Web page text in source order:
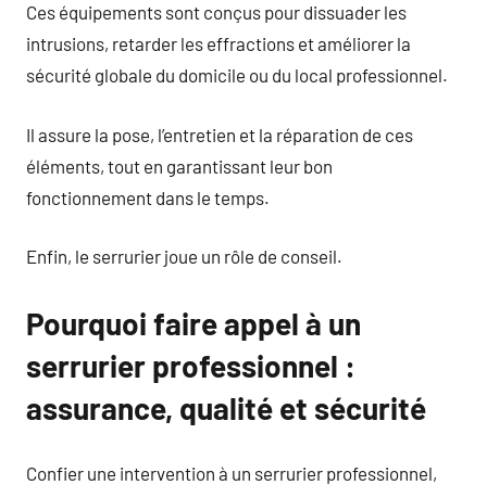
Ces équipements sont conçus pour dissuader les
intrusions, retarder les effractions et améliorer la
sécurité globale du domicile ou du local professionnel.
Il assure la pose, l’entretien et la réparation de ces
éléments, tout en garantissant leur bon
fonctionnement dans le temps.
Enfin, le serrurier joue un rôle de conseil.
Pourquoi faire appel à un
serrurier professionnel :
assurance, qualité et sécurité
Confier une intervention à un serrurier professionnel,